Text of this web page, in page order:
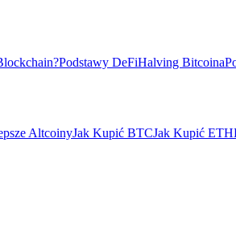
Podstawy DeFiHalving Bitcoina
AltcoinyJak Kupić BTCJak Kupić ETH